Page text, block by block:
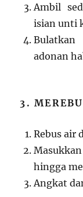
Ambil
isian unti
adonan
3.
Rebus air
hingga
Angkat